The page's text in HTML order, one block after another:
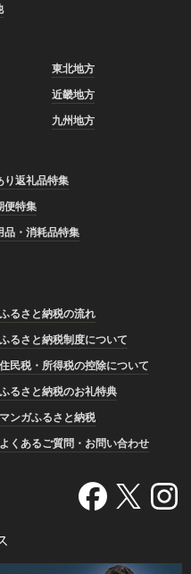
東北地方
近畿地方
九州地方
り返礼品特集
便特集
品・消耗品特集
ふるさと納税の流れ
ふるさと納税制度について
住民税・所得税の控除について
ふるさと納税のお礼特典
マンガふるさと納税
よくあるご質問・お問い合わせ